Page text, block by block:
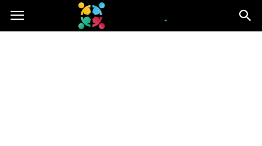
iGroup.pl